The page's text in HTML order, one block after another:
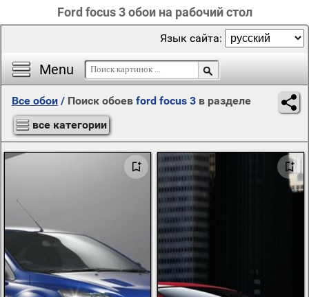
Ford focus 3 обои на рабочий стол
Menu
Язык сайта:
Все обои / Поиск обоев ford focus 3 в разделе
все категории